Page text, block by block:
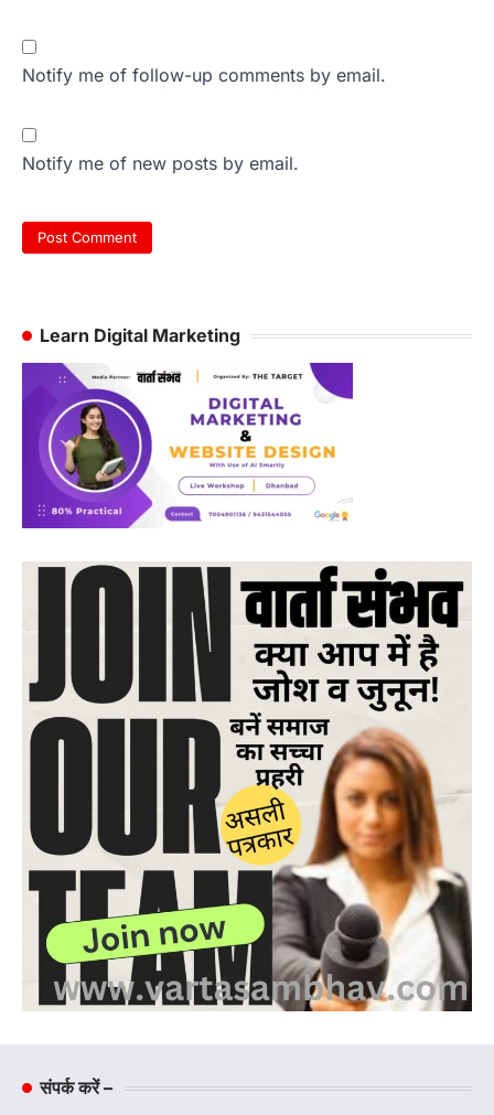
Notify me of follow-up comments by email.
Notify me of new posts by email.
Learn Digital Marketing
संपर्क करें –